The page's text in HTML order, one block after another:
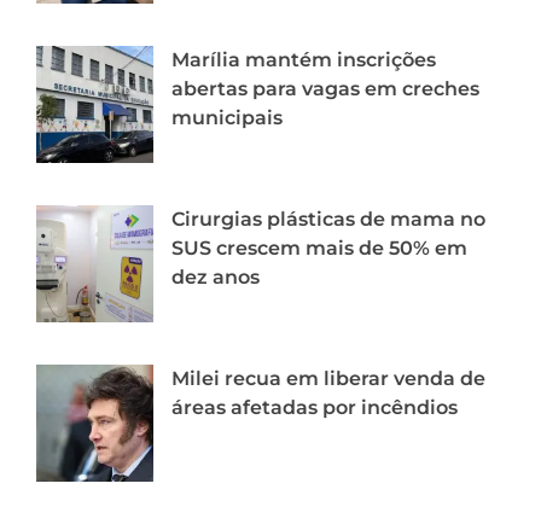
Marília mantém inscrições
abertas para vagas em creches
municipais
Cirurgias plásticas de mama no
SUS crescem mais de 50% em
dez anos
Milei recua em liberar venda de
áreas afetadas por incêndios